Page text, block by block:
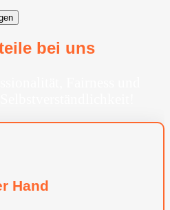
bei uns
Hand